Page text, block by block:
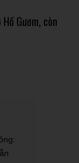
Gươm, còn